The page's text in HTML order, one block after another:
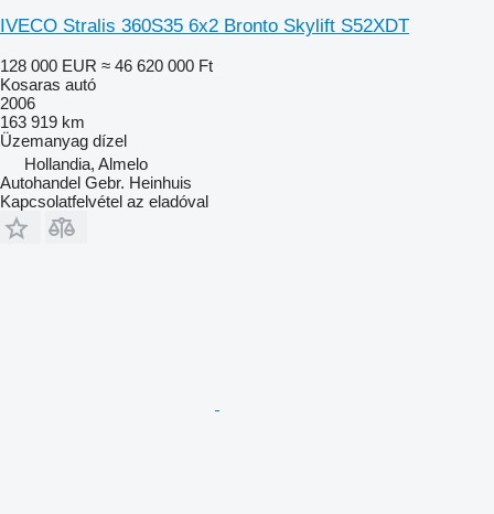
IVECO Stralis 360S35 6x2 Bronto Skylift S52XDT
128 000 EUR ≈ 46 620 000 Ft
Kosaras autó
2006
163 919 km
Üzemanyag dízel
Hollandia, Almelo
Autohandel Gebr. Heinhuis
Kapcsolatfelvétel az eladóval